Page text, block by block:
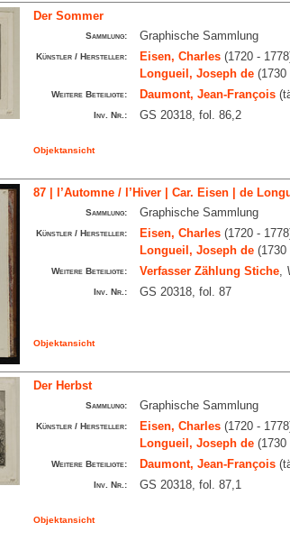
Der Sommer
Sammlung: Graphische Sammlung
Künstler / Hersteller: Eisen, Charles(1720 -
Longueil, Joseph de(1730
Weitere Beteiligte: Daumont, Jean-François
Inv. Nr.: GS 20318, fol. 86,2
Objektansicht
87 | l’Automne / l’Hiver | Car. Eisen | de
Sammlung: Graphische Sammlung
Künstler / Hersteller: Eisen, Charles(1720 -
Longueil, Joseph de(1730
Weitere Beteiligte: Verfasser Zählung Stiche,
Inv. Nr.: GS 20318, fol. 87
Objektansicht
Der Herbst
Sammlung: Graphische Sammlung
Künstler / Hersteller: Eisen, Charles(1720 -
Longueil, Joseph de(1730
Weitere Beteiligte: Daumont, Jean-François
Inv. Nr.: GS 20318, fol. 87,1
Objektansicht